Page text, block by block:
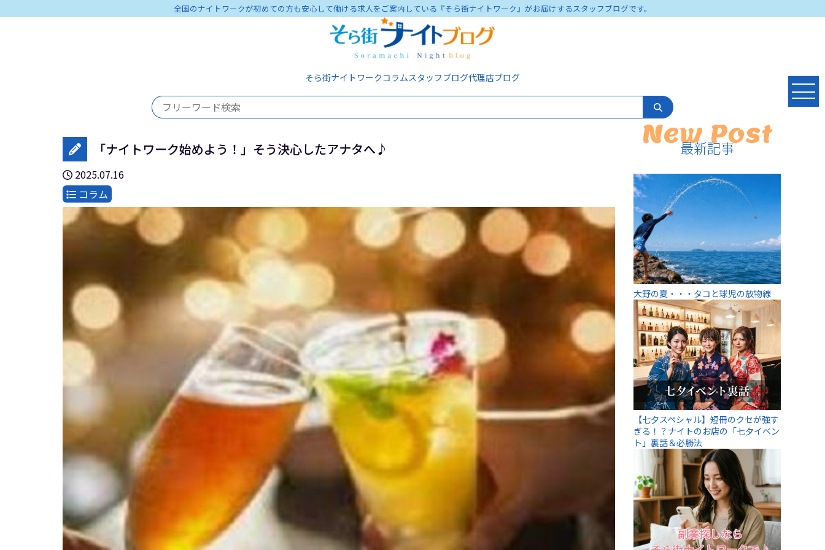
全国のナイトワークが初めての方も安心して働ける求人をご案内している『そら街ナイトワーク』がお届けするスタッフブログです。
そら街ナイトワークコラムスタッフブログ代理店ブログ
「ナイトワーク始めよう！」そう決心したアナタへ♪
2025.07.16
コラム
New Post
最新記事
大野の夏・・・タコと球児の放物線
【七夕スペシャル】短冊のクセが強す
ぎる！？ナイトのお店の「七夕イベン
ト」裏話＆必勝法